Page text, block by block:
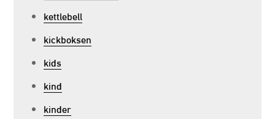
kettlebell
kickboksen
kids
kind
kinder